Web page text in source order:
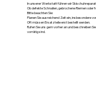
In unserer Werkstatt führen wir
Ob defekte Schnallen, gebrochene Riemen oder
Bitte beachten Sie:
Planen Sie ausreichend Zeit ein, insbesondere
Oft müssen Ersatzteile erst bestellt werden.
Rufen Sie uns gern vorher an und beschreiben
vorrätig sind.